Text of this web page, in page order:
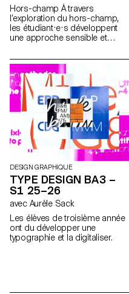
Hors-champ À travers
l’exploration du hors-champ,
les étudiant·e·s développent
une approche sensible et
audiovisuelle. Lors du
semestre, les étudiant·e·s sont
amenés à réfléchir aux enjeux
politiques et formels de l’image
en mouvement ainsi qu'aux
relations entre le visible et le
non-visible.
DESIGN GRAPHIQUE
TYPE DESIGN BA3 –
S1 25–26
avec Aurèle Sack
Les élèves de troisième année
ont du développer une
typographie et la digitaliser.